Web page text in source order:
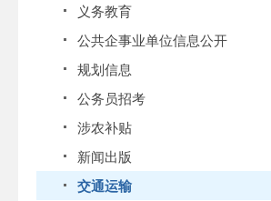
义务教育
公共企事业单位信息公开
规划信息
公务员招考
涉农补贴
新闻出版
交通运输